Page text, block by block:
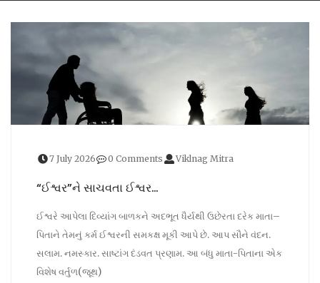
7 July 2026 0 Comments Viklnag Mitra
“ઈશ્વર”ને સાચવતા ઈશ્વર…
ઈશ્વરે આપેલા દિવ્યાંગ બાળકને અદભૂત ધૈર્યથી ઉછેરતા દરેક માતા–
પિતાને તેમનું કર્મ ઈશ્વરની સમકક્ષ મૂકી આપે છે. આપ સૌને વંદન.
સલામ. નમસ્કાર. સાષ્ટાંગ દંડવત પ્રણામ. આ બંધુ માતા-પિતાના એક
વિશેષ વર્તુળ(જૂથ)